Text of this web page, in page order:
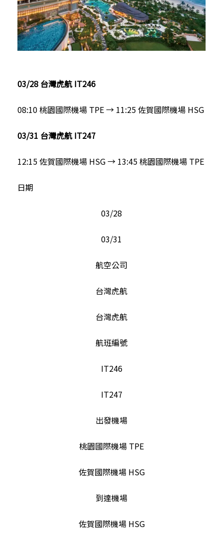
03/28 台灣虎航 IT246
08:10 桃園國際機場 TPE → 11:25 佐賀國際機場 HSG
03/31 台灣虎航 IT247
12:15 佐賀國際機場 HSG → 13:45 桃園國際機場 TPE
日期
03/28
03/31
航空公司
台灣虎航
台灣虎航
航班編號
IT246
IT247
出發機場
桃園國際機場 TPE
佐賀國際機場 HSG
到達機場
佐賀國際機場 HSG